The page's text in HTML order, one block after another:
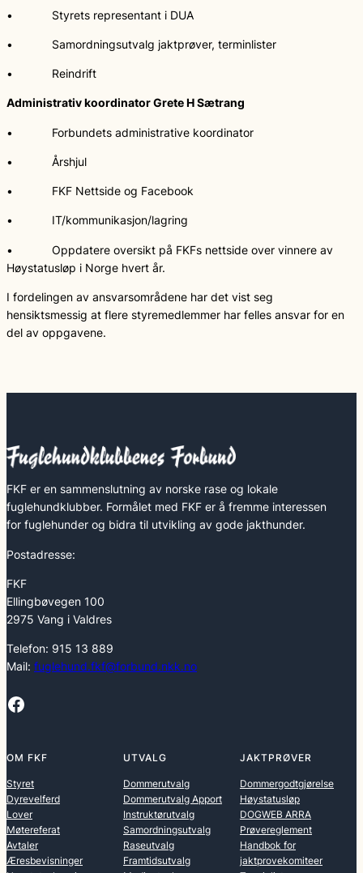
• Styrets representant i DUA
• Samordningsutvalg jaktprøver, terminlister
• Reindrift
Administrativ koordinator Grete H Sætrang
• Forbundets administrative koordinator
• Årshjul
• FKF Nettside og Facebook
• IT/kommunikasjon/lagring
• Oppdatere oversikt på FKFs nettside over vinnere av
Høystatusløp i Norge hvert år.
I fordelingen av ansvarsområdene har det vist seg
hensiktsmessig at flere styremedlemmer har felles ansvar for en
del av oppgavene.
FKF er en sammenslutning av norske rase og lokale
fuglehundklubber. Formålet med FKF er å fremme interessen
for fuglehunder og bidra til utvikling av gode jakthunder.
Postadresse:
FKF
Ellingbøvegen 100
2975 Vang i Valdres
Telefon: 915 13 889
Mail: fuglehund.fkf@forbund.nkk.no
Facebook
OM FKF
Styret
Dyrevelferd
Lover
Møtereferat
Avtaler
Æresbevisninger
UTVALG
Dommerutvalg
Dommerutvalg Apport
Instruktørutvalg
Samordningsutvalg
Raseutvalg
Framtidsutvalg
JAKTPRØVER
Dommergodtgjørelse
Høystatusløp
DOGWEB ARRA
Prøvereglement
Handbok for
jaktprovekomiteer